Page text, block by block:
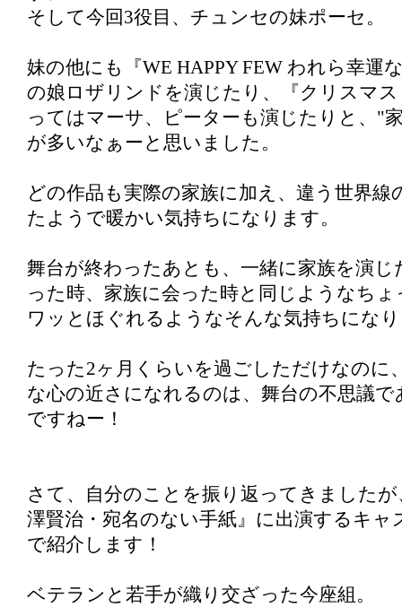
そして今回3役目、チュンセの妹ポーセ。
妹の他にも『WE HAPPY FEW われら幸運
の娘ロザリンドを演じたり、『クリスマ
ってはマーサ、ピーターも演じたりと、"
が多いなぁーと思いました。
どの作品も実際の家族に加え、違う世界線
たようで暖かい気持ちになります。
舞台が終わったあとも、一緒に家族を演じ
った時、家族に会った時と同じようなち
ワッとほぐれるようなそんな気持ちにな
たった2ヶ月くらいを過ごしただけなのに
な心の近さになれるのは、舞台の不思議
ですねー！
さて、自分のことを振り返ってきました
澤賢治・宛名のない手紙』に出演するキャ
で紹介します！
ベテランと若手が織り交ざった今座組。